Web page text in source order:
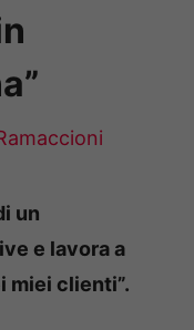
un
e lavora a
miei clienti”.